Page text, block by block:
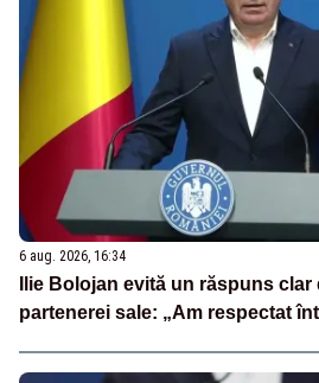
6 aug. 2026, 16:34
Ilie Bolojan evită un răspuns
partenerei sale: „Am respectat